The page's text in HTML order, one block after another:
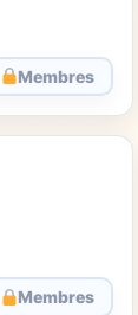
Membres
Membres